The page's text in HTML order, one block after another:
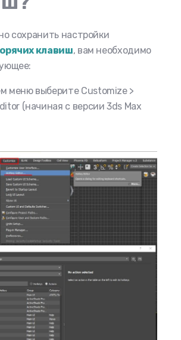
сохранить настройки
клавиш, вам необходимо
меню выберите Customize >
(начиная с версии 3ds Max